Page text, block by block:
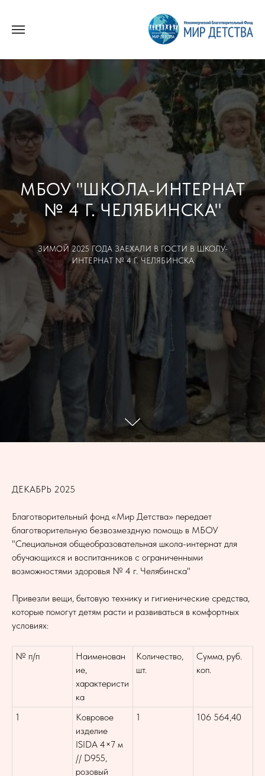
МБОУ "ШКОЛА-ИНТЕРНАТ
№ 4 Г. ЧЕЛЯБИНСКА"
ЗИМОЙ 2025 ГОДА ЗАЕХАЛИ В ГОСТИ В ШКОЛУ-
ИНТЕРНАТ № 4 Г. ЧЕЛЯБИНСКА
ДЕКАБРЬ 2025
Благотворительный фонд «Мир Детства» передает
благотворительную безвозмездную помощь в МБОУ
"Специальная общеобразовательная школа-интернат для
обучающихся и воспитанников с ограниченными
возможностями здоровья № 4 г. Челябинска"
Привезли вещи, бытовую технику и гигиенические средства,
которые помогут детям расти и развиваться в комфортных
условиях:
№ п/п
Наименован
ие,
характеристи
ка
Количество,
шт.
Сумма, руб.
коп.
1
Ковровое
изделие
ISIDA 4×7 м
// D955,
розовый
1 106 564,40